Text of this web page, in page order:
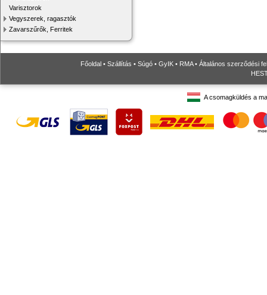
Varisztorok
Vegyszerek, ragasztók
Zavarszűrők, Ferritek
Főoldal • Szállítás • Súgó • GyIK • RMA• Általános szerződési
A csomagküldés a